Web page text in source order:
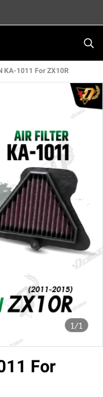
KA-1011 For ZX10R
1/1
For